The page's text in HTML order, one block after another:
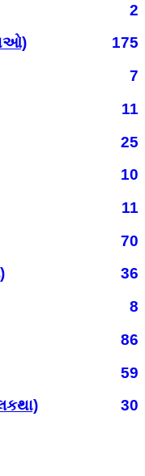
2
175
7
11
25
10
11
70
36
8
86
59
30